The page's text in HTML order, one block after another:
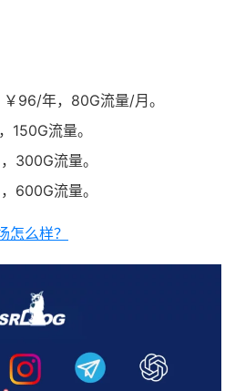
96/年，80G流量/月。
150G流量。
300G流量。
600G流量。
怎么样？